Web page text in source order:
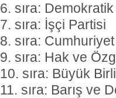
6. sıra:
7. sıra: İşçi Partisi
8. sıra:
9. sıra: Hak ve
10. sıra: Büyük
11. sıra: Barış ve